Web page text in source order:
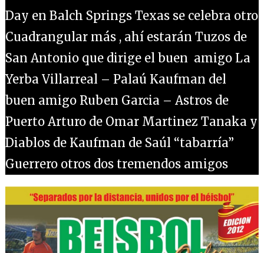
Day en Balch Springs Texas se celebra otro
Cuadrangular más , ahí estarán Tuzos de
San Antonio que dirige el buen amigo La
Yerba Villarreal – Palaú Kaufman del
buen amigo Ruben Garcia – Astros de
Puerto Arturo de Omar Martinez Tanaka y
Diablos de Kaufman de Saúl “tabarría”
Guerrero otros dos tremendos amigos